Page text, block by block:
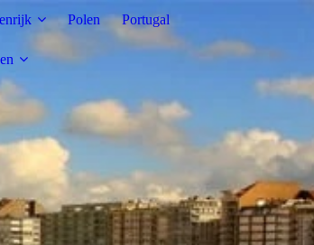
Polen Portugal